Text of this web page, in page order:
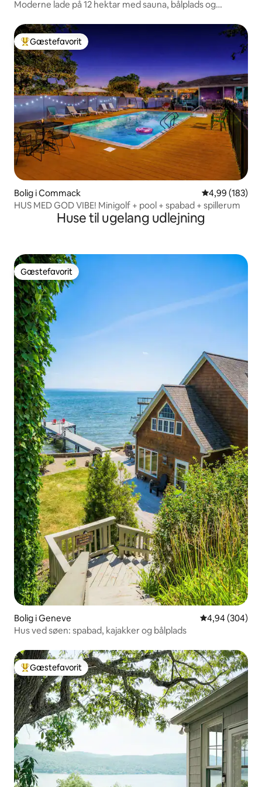
Moderne lade på 12 hektar med sauna, bålplads og
Bedste gæstefavorit
Gæstefavorit
Bolig i Commack 4,99 ud af 5 i
4,99 (183)
HUS MED GOD VIBE! Minigolf + pool + spabad + spillerum
Huse til ugelang udlejning
Gæstefavorit
Gæstefavorit
Bolig i Geneve 4,94 ud af 5 i
4,94 (304)
Hus ved søen: spabad, kajakker og bålplads
Bedste gæstefavorit
Gæstefavorit